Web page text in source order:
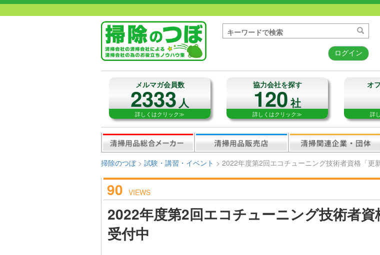
ログイン
メルマガ会員数
2333人
詳しくはクリック≫
協力会社を探す
120社
詳しくはクリック≫
オ
詳
掃除のつぼ> 試験・講習・イベント > 2022年度第2回エコチューニング技術者資格「更
90 VIEWS
2022年度第2回エコチューニング技術者
受付中